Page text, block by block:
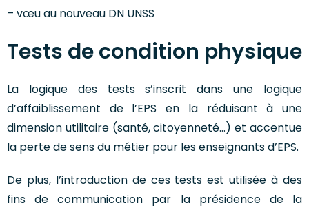
– vœu au nouveau DN UNSS
Tests de condition physique
La logique des tests s’inscrit dans une logique
d’affaiblissement de l’EPS en la réduisant à une
dimension utilitaire (santé, citoyenneté…) et accentue
la perte de sens du métier pour les enseignants d’EPS.
De plus, l’introduction de ces tests est utilisée à des
fins de communication par la présidence de la